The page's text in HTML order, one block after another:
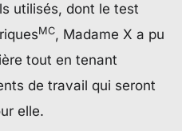
utilisés, dont le test
MC, Madame X a pu
tout en tenant
de travail qui seront
elle.